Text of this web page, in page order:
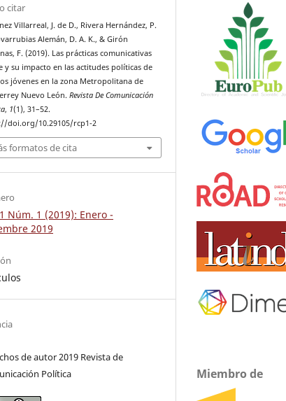
citar
Villarreal, J. de D., Rivera Hernández, P.
Alemán, D. A. K., & Girón
F. (2019). Las prácticas comunicativas
y su impacto en las actitudes políticas de
jóvenes en la zona Metropolitana de
Nuevo León.Revista De Comunicación
, 1(1), 31–52.
doi.org/10.29105/rcp1-2
formatos de cita
Núm. 1 (2019): Enero -
2019
de autor 2019 Revista de
Política
Miembro de